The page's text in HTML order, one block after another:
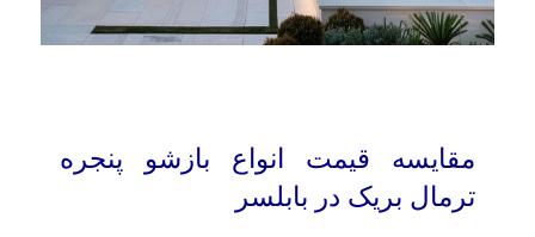
مقایسه قیمت انواع بازشو پنجره
ترمال بریک در بابلسر